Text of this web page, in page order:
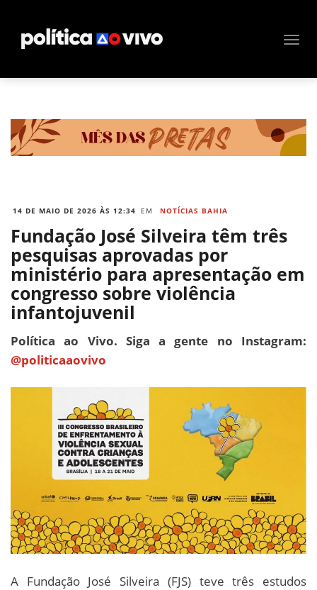
14 DE MAIO DE 2026 ÀS 12:34 EM NOTÍCIAS BAHIA
Fundação José Silveira têm três
pesquisas aprovadas por
ministério para apresentação em
congresso sobre violência
infantojuvenil
Política ao Vivo. Siga a gente no Instagram:
@politicaaovivo
A Fundação José Silveira (FJS) teve três estudos